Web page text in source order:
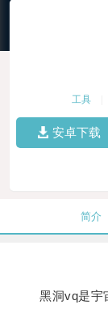
工具
安卓下载
简介
黑洞vq是宇宙